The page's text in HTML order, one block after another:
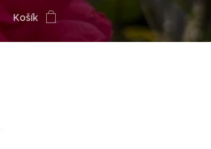
Košík